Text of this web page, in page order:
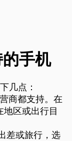
手机
几点：
商都支持。在
地区或出行目
差或旅行，选